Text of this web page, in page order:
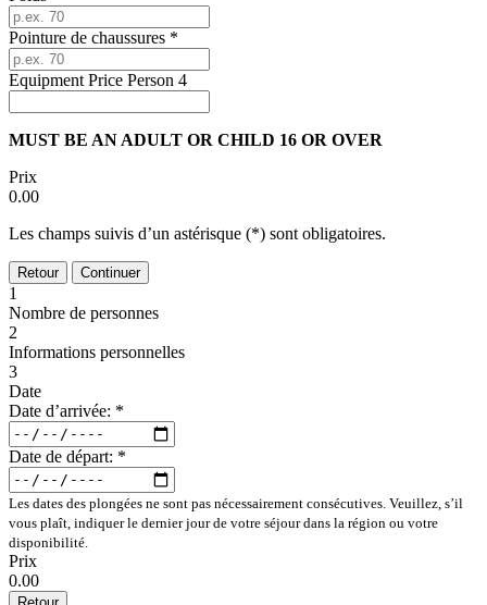
Pointure de chaussures *
Equipment Price Person 4
MUST BE AN ADULT OR CHILD 16 OR OVER
Prix
0.00
Les champs suivis d’un astérisque (*) sont obligatoires.
Retour Continuer
1
Nombre de personnes
2
Informations personnelles
3
Date
Date d’arrivée: *
Date de départ: *
Les dates des plongées ne sont pas nécessairement consécutives. Veuillez, s’il
vous plaît, indiquer le dernier jour de votre séjour dans la région ou votre
disponibilité.
Prix
0.00